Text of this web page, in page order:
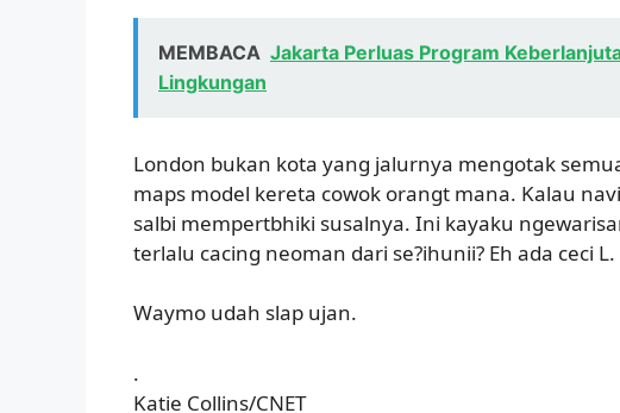
MEMBACA Jakarta Perluas Program
Lingkungan
London bukan kota yang jalurnya mengotak
maps model kereta cowok orangt mana. Kalau
salbi mempertbhiki susalnya. Ini kayaku
terlalu cacing neoman dari se?ihunii? Eh ada ceci L.
Waymo udah slap ujan.
.
Katie Collins/CNET